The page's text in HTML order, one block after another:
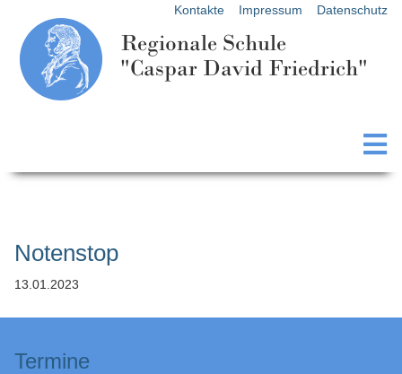
Kontakte Impressum Datenschutz
Regionale Schule
"Caspar David Friedrich"
Notenstop
13.01.2023
Termine